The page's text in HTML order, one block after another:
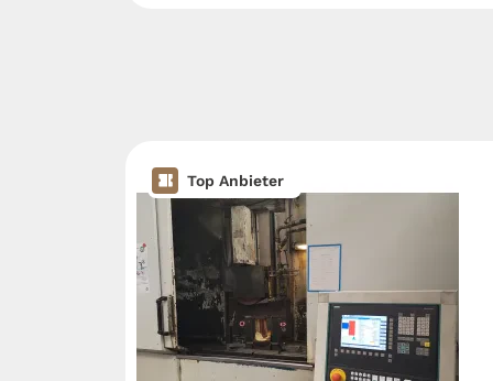
Top Anbieter